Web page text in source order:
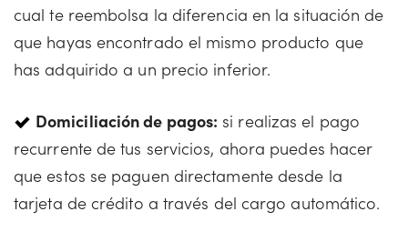
cual te reembolsa la diferencia en la situación de
que hayas encontrado el mismo producto que
has adquirido a un precio inferior.
Domiciliación de pagos: si realizas el pago
recurrente de tus servicios, ahora puedes hacer
que estos se paguen directamente desde la
tarjeta de crédito a través del cargo automático.